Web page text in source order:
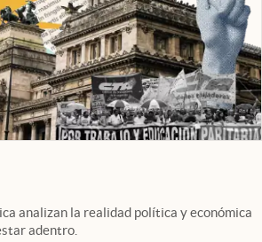
analizan la realidad política y económica
adentro.